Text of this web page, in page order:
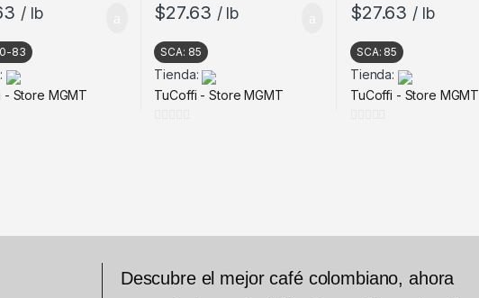
/ lb
83
- Store MGMT
$27.63 / lb
SCA: 85
Tienda:
TuCoffi - Store MGMT
$27.63 / lb
SCA: 85
Tienda:
TuCoffi - Store MGMT
Descubre el mejor café colombiano, ahora